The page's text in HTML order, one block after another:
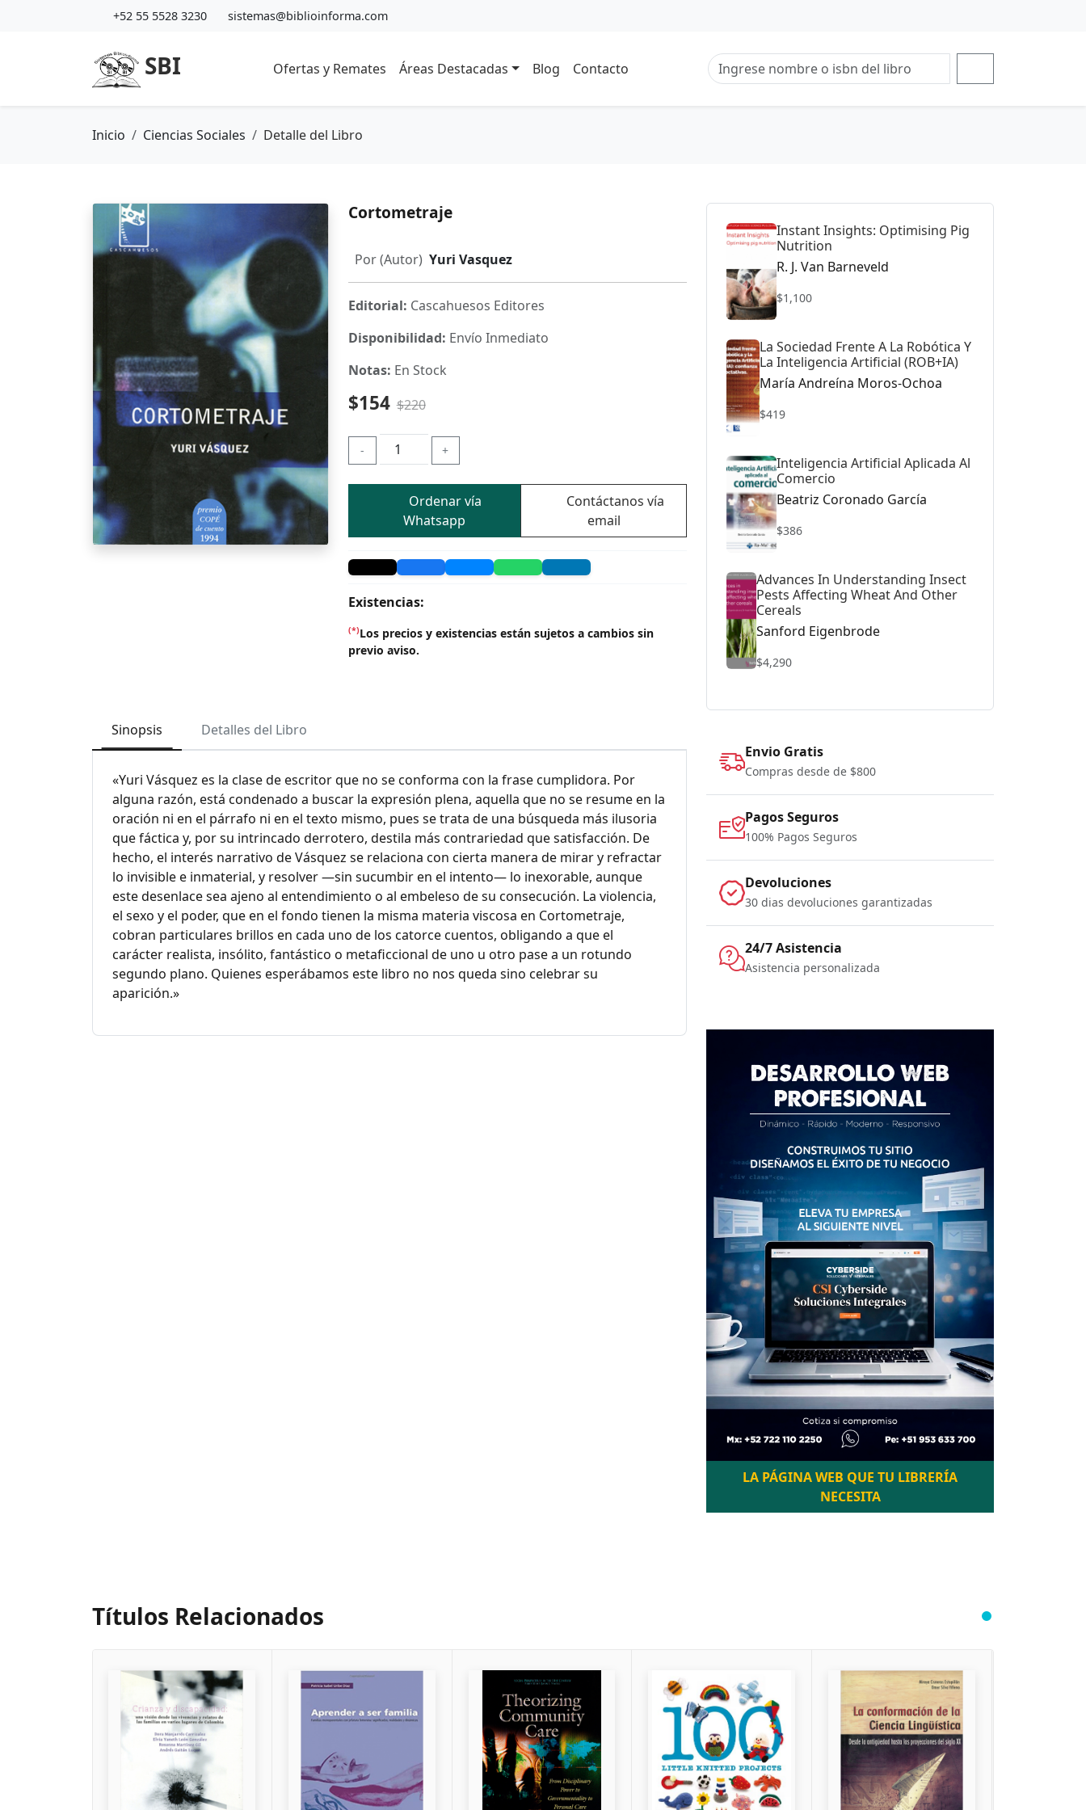
+52 55 5528 3230 sistemas@biblioinforma.com
SBI Ofertas y Remates Áreas Destacadas Blog Contacto
Inicio Ciencias Sociales Detalle del Libro
Cortometraje
Por (Autor) Yuri Vasquez
Editorial: Cascahuesos Editores
Disponibilidad: Envío Inmediato
Notas: En Stock
$154 $220
- +
Ordenar vía
Whatsapp
Contáctanos vía
email
Existencias:
(*)Los precios y existencias están sujetos a cambios sin
previo aviso.
Sinopsis Detalles del Libro
«Yuri Vásquez es la clase de escritor que no se conforma con la frase cumplidora. Por
alguna razón, está condenado a buscar la expresión plena, aquella que no se resume en la
oración ni en el párrafo ni en el texto mismo, pues se trata de una búsqueda más ilusoria
que fáctica y, por su intrincado derrotero, destila más contrariedad que satisfacción. De
hecho, el interés narrativo de Vásquez se relaciona con cierta manera de mirar y refractar
lo invisible e inmaterial, y resolver —sin sucumbir en el intento— lo inexorable, aunque
este desenlace sea ajeno al entendimiento o al embeleso de su consecución. La violencia,
el sexo y el poder, que en el fondo tienen la misma materia viscosa en Cortometraje,
cobran particulares brillos en cada uno de los catorce cuentos, obligando a que el
carácter realista, insólito, fantástico o metaficcional de uno u otro pase a un rotundo
segundo plano. Quienes esperábamos este libro no nos queda sino celebrar su
aparición.»
Instant Insights: Optimising Pig
Nutrition
R. J. Van Barneveld
$1,100
La Sociedad Frente A La Robótica Y
La Inteligencia Artificial (ROB+IA)
María Andreína Moros-Ochoa
$419
Inteligencia Artificial Aplicada Al
Comercio
Beatriz Coronado García
$386
Advances In Understanding Insect
Pests Affecting Wheat And Other
Cereals
Sanford Eigenbrode
$4,290
Envio Gratis
Compras desde de $800
Pagos Seguros
100% Pagos Seguros
Devoluciones
30 dias devoluciones garantizadas
24/7 Asistencia
Asistencia personalizada
LA PÁGINA WEB QUE TU LIBRERÍA
NECESITA
Títulos Relacionados